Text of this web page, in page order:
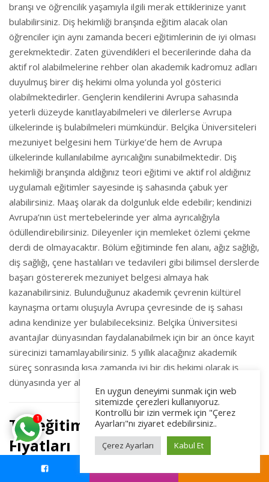
branşı ve öğrencilik yaşamıyla ilgili merak ettiklerinize yanıt
bulabilirsiniz. Diş hekimliği branşında eğitim alacak olan
öğrenciler için aynı zamanda beceri eğitimlerinin de iyi olması
gerekmektedir. Zaten güvendikleri el becerilerinde daha da
aktif rol alabilmelerine rehber olan akademik kadromuz adları
duyulmuş birer diş hekimi olma yolunda yol gösterici
olabilmektedirler. Gençlerin kendilerini Avrupa sahasında
yeterli düzeyde kanıtlayabilmeleri ve dilerlerse Avrupa
ülkelerinde iş bulabilmeleri mümkündür. Belçika Üniversiteleri
mezuniyet belgesini hem Türkiye’de hem de Avrupa
ülkelerinde kullanılabilme ayrıcalığını sunabilmektedir. Diş
hekimliği branşında aldığınız teori eğitimi ve aktif rol aldığınız
uygulamalı eğitimler sayesinde iş sahasında çabuk yer
alabilirsiniz. Maaş olarak da dolgunluk elde edebilir; kendinizi
Avrupa’nın üst mertebelerinde yer alma ayrıcalığıyla
ödüllendirebilirsiniz. Dileyenler için memleket özlemi çekme
derdi de olmayacaktır. Bölüm eğitiminde fen alanı, ağız sağlığı,
diş sağlığı, çene hastalıları ve tedavileri gibi bilimsel derslerde
başarı göstererek mezuniyet belgesi almaya hak
kazanabilirsiniz. Bulunduğunuz akademik çevrenin kültürel
kaynaşma ortamı oluşuyla Avrupa çevresinde de iş sahası
adına kendinize yer bulabileceksiniz. Belçika Üniversitesi
avantajlar dünyasından faydalanabilmek için bir an önce kayıt
sürecinizi tamamlayabilirsiniz. 5 yıllık alacağınız akademik
süreç sonrasında kısa zamanda iyi bir diş hekimi olarak iş
dünyasında yer alabileceksiniz.
Tıp eğitimi veren üniversiteler ve
Fiyatları
1
En uygun deneyimi sunmak için web
sitemizde çerezleri kullanıyoruz.
Kontrollü bir izin vermek için "Çerez
Ayarları"nı ziyaret edebilirsiniz..
Çerez Ayarları Kabul Et